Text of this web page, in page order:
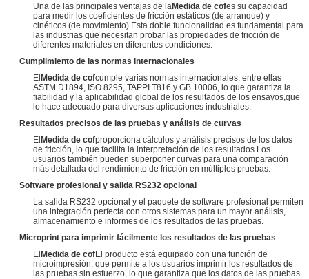
Una de las principales ventajas de laMedida de cofes su capacidad
para medir los coeficientes de fricción estáticos (de arranque) y
cinéticos (de movimiento).Esta doble funcionalidad es fundamental para
las industrias que necesitan probar las propiedades de fricción de
diferentes materiales en diferentes condiciones.
Cumplimiento de las normas internacionales
ElMedida de cofcumple varias normas internacionales, entre ellas
ASTM D1894, ISO 8295, TAPPI T816 y GB 10006, lo que garantiza la
fiabilidad y la aplicabilidad global de los resultados de los ensayos,que
lo hace adecuado para diversas aplicaciones industriales.
Resultados precisos de las pruebas y análisis de curvas
ElMedida de cofproporciona cálculos y análisis precisos de los datos
de fricción, lo que facilita la interpretación de los resultados.Los
usuarios también pueden superponer curvas para una comparación
más detallada del rendimiento de fricción en múltiples pruebas.
Software profesional y salida RS232 opcional
La salida RS232 opcional y el paquete de software profesional permiten
una integración perfecta con otros sistemas para un mayor análisis,
almacenamiento e informes de los resultados de las pruebas.
Microprint para imprimir fácilmente los resultados de las pruebas
ElMedida de cofEl producto está equipado con una función de
microimpresión, que permite a los usuarios imprimir los resultados de
las pruebas sin esfuerzo, lo que garantiza que los datos de las pruebas